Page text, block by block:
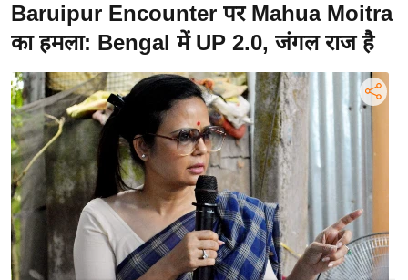
ज़ा
ख
र
रा
ष्ट्री
य
अं
त
र्रा
ष्ट्री
Baruipur Encounter पर Mahua Moitra
का हमला: Bengal में UP 2.0, जंगल राज है